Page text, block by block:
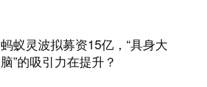
蚂蚁灵波拟募资15亿，“具身大
脑”的吸引力在提升？